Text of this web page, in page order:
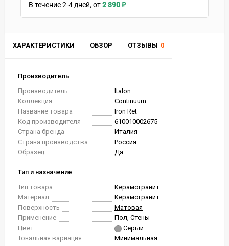
ХАРАКТЕРИСТИКИ ОБЗОР ОТЗЫВЫ 0
Производитель
Производитель
Italon
Коллекция
Continuum
Название товара
Iron Ret
Код производителя
610010002675
Страна бренда
Италия
Страна производства
Россия
Образец
Да
Тип и назначение
Тип товара
Керамогранит
Материал
Керамогранит
Поверхность
Матовая
Применение
Пол, Стены
Цвет
Серый
Тональная вариация
Минимальная
В течение2-4 дней 2 890₽